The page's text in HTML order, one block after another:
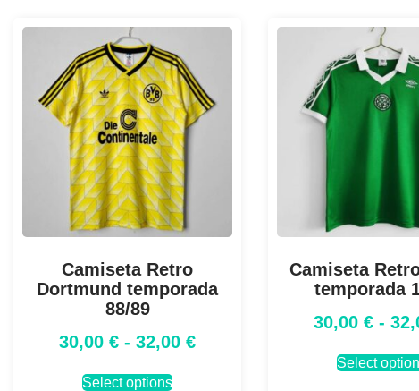
Camiseta Retro
Dortmund temporada
88/89
30,00 € - 32,00 €
Select options
Camiseta
temporada
30,00 € -
Select